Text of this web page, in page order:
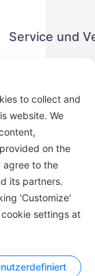
Service und
ROOM
to collect and
website. We
on the
agree to the
its partners.
'Customize'
settings at